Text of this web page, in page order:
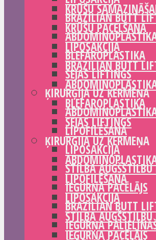
BRAZILIAN BUTT
BLEFAROPLASTIKA
SEJAS LIFTINGS
ĶIRURĢIJA UZ ĶERMEŅA
LIPOFILĒŠANA
LIPOSAKCIJA
STILBA AUGŠSTILBU
IEGURŅA PACĒLĀJS
BRAZILIAN BUTT
IEGURŅA
KRŪŠU
KRŪŠU PACELŠANA
LIPOSAKCIJA
BRAZILIAN BUTT
BLEFAROPLASTIKA
SEJAS LIFTINGS
ĶIRURĢIJA UZ ĶERMEŅA
LIPOFILĒŠANA
LIPOSAKCIJA
STILBA AUGŠSTILBU
IEGURŅA PACĒLĀJS